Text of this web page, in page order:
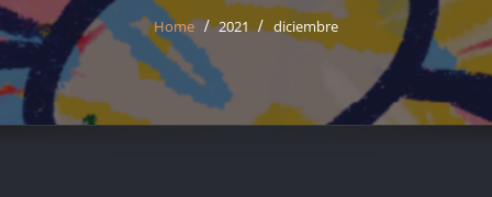
Home 2021 diciembre